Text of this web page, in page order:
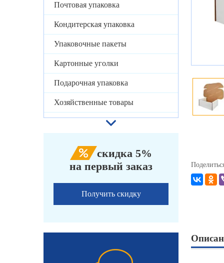
Почтовая упаковка
Кондитерская упаковка
Упаковочные пакеты
Картонные уголки
Подарочная упаковка
Хозяйственные товары
скидка 5%
на первый заказ
Получить скидку